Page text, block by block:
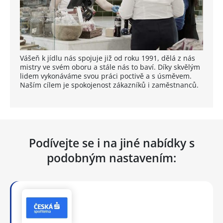
Vášeň k jídlu nás spojuje již od roku 1991, dělá z nás
mistry ve svém oboru a stále nás to baví. Díky skvělým
lidem vykonáváme svou práci poctivě a s úsměvem.
Naším cílem je spokojenost zákazníků i zaměstnanců.
Podívejte se i na jiné nabídky s
podobným nastavením: